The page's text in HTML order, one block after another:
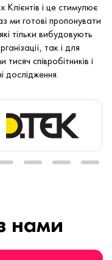
і це стимулює
ми готові пропонувати
тільки вибудовують
так і для
співробітників і
дослідження.
нами